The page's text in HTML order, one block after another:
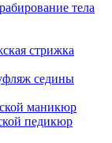
тела
стрижка
седины
маникюр
педикюр